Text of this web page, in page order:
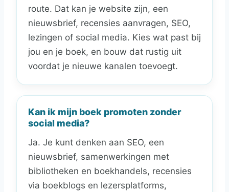
route. Dat kan je website zijn, een
nieuwsbrief, recensies aanvragen, SEO,
lezingen of social media. Kies wat past bij
jou en je boek, en bouw dat rustig uit
voordat je nieuwe kanalen toevoegt.
Kan ik mijn boek promoten zonder
social media?
Ja. Je kunt denken aan SEO, een
nieuwsbrief, samenwerkingen met
bibliotheken en boekhandels, recensies
via boekblogs en lezersplatforms,